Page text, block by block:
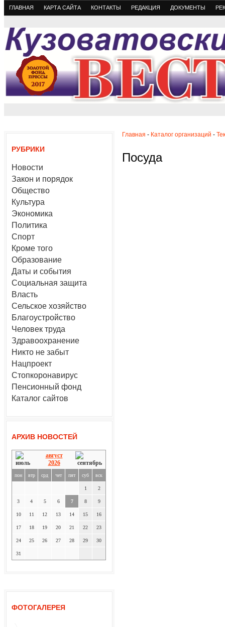
ГЛАВНАЯ КАРТА САЙТА КОНТАКТЫ РЕДАКЦИЯ ДОКУМЕНТЫ
РУБРИКИ
Новости
Закон и порядок
Общество
Культура
Экономика
Политика
Спорт
Кроме того
Образование
Даты и события
Социальная защита
Власть
Сельское хозяйство
Благоустройство
Человек труда
Здравоохранение
Никто не забыт
Нацпроект
Стопкоронавирус
Пенсионный фонд
Каталог сайтов
АРХИВ НОВОСТЕЙ
август
2026
пон втр срд чет пят суб вск
1 2
3 4 5 6 7 8 9
10 11 12 13 14 15 16
17 18 19 20 21 22 23
24 25 26 27 28 29 30
31
ФОТОГАЛЕРЕЯ
Главная - Каталог организаций -
Посуда